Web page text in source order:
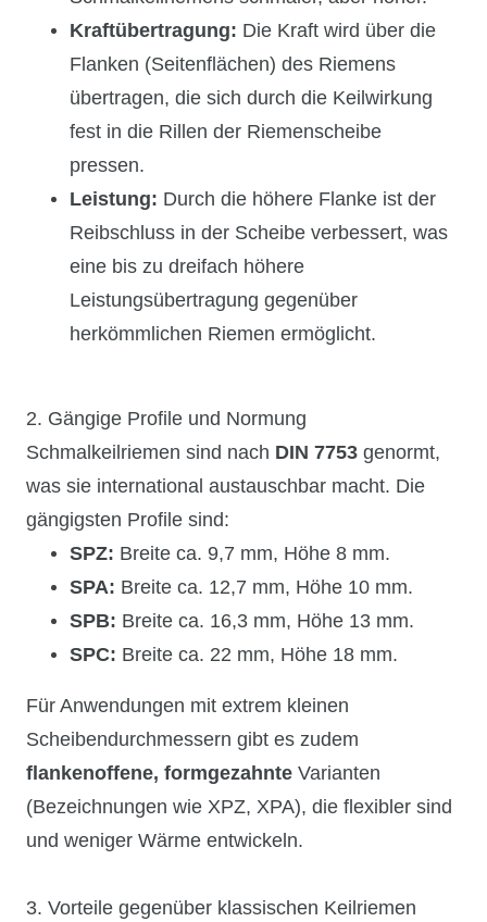
Kraftübertragung: Die Kraft wird über die
Flanken (Seitenflächen) des Riemens
übertragen, die sich durch die Keilwirkung
fest in die Rillen der Riemenscheibe
pressen.
Leistung: Durch die höhere Flanke ist der
Reibschluss in der Scheibe verbessert, was
eine bis zu dreifach höhere
Leistungsübertragung gegenüber
herkömmlichen Riemen ermöglicht.
2. Gängige Profile und Normung
Schmalkeilriemen sind nach DIN 7753 genormt,
was sie international austauschbar macht. Die
gängigsten Profile sind:
SPZ: Breite ca. 9,7 mm, Höhe 8 mm.
SPA: Breite ca. 12,7 mm, Höhe 10 mm.
SPB: Breite ca. 16,3 mm, Höhe 13 mm.
SPC: Breite ca. 22 mm, Höhe 18 mm.
Für Anwendungen mit extrem kleinen
Scheibendurchmessern gibt es zudem
flankenoffene, formgezahnte Varianten
(Bezeichnungen wie XPZ, XPA), die flexibler sind
und weniger Wärme entwickeln.
3. Vorteile gegenüber klassischen Keilriemen